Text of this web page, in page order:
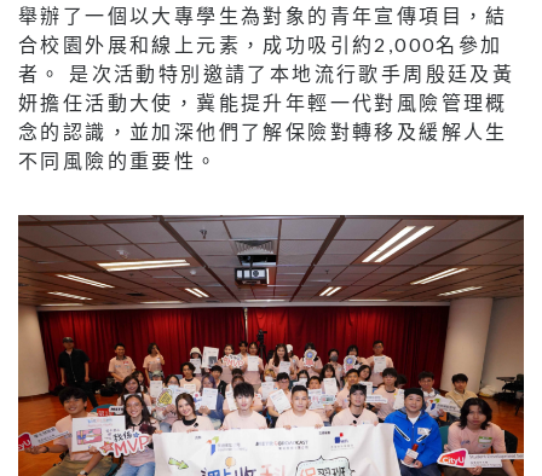
舉辦了一個以大專學生為對象的青年宣傳項目，結
合校園外展和線上元素，成功吸引約2,000名參加
者。 是次活動特別邀請了本地流行歌手周殷廷及黃
妍擔任活動大使，冀能提升年輕一代對風險管理概
念的認識，並加深他們了解保險對轉移及緩解人生
不同風險的重要性。